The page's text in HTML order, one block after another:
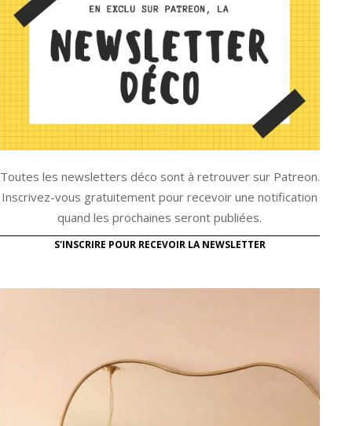
Toutes les newsletters déco sont à retrouver sur Patreon.
Inscrivez-vous gratuitement pour recevoir une notification
quand les prochaines seront publiées.
S'INSCRIRE POUR RECEVOIR LA NEWSLETTER